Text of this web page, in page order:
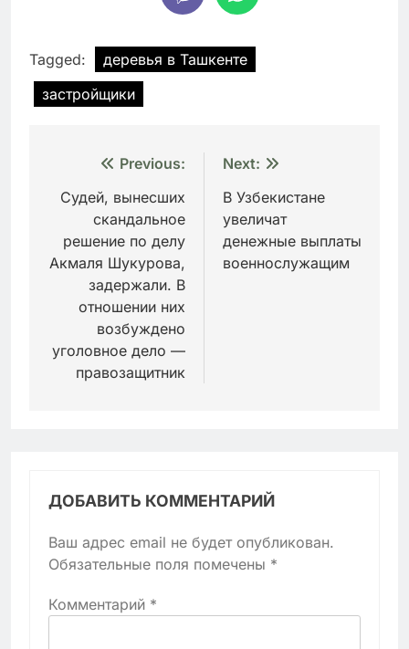
Tagged:
деревья в Ташкенте
застройщики
Навигация
по
записям
Previous:
Судей, вынесших
скандальное
решение по делу
Акмаля Шукурова,
задержали. В
отношении них
возбуждено
уголовное дело —
правозащитник
Next:
В Узбекистане
увеличат
денежные выплаты
военнослужащим
ДОБАВИТЬ КОММЕНТАРИЙ
Ваш адрес email не будет опубликован.
Обязательные поля помечены *
Комментарий *